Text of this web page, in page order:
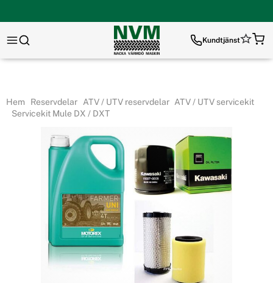
Kundtjänst
Hem Reservdelar ATV / UTV reservdelar ATV / UTV servicekit
Servicekit Mule DX / DXT